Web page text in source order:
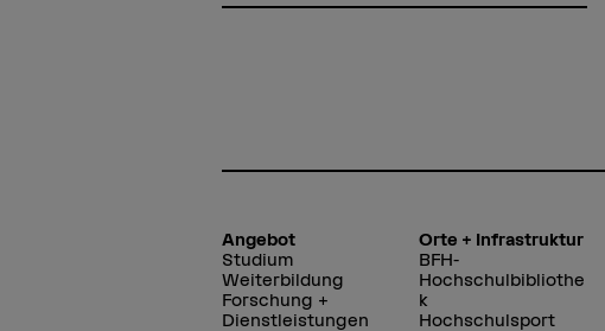
Angebot
Studium
Weiterbildung
Forschung +
Dienstleistungen
Orte + Infrastruktur
BFH-
Hochschulbibliothe
k
Hochschulsport